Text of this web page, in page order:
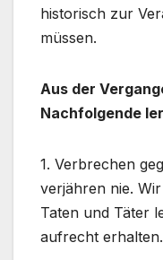
historisch zur
müssen.
Aus der
Nachfolgende
1. Verbrechen
verjähren nie.
Taten und Täter
aufrecht erhalten.